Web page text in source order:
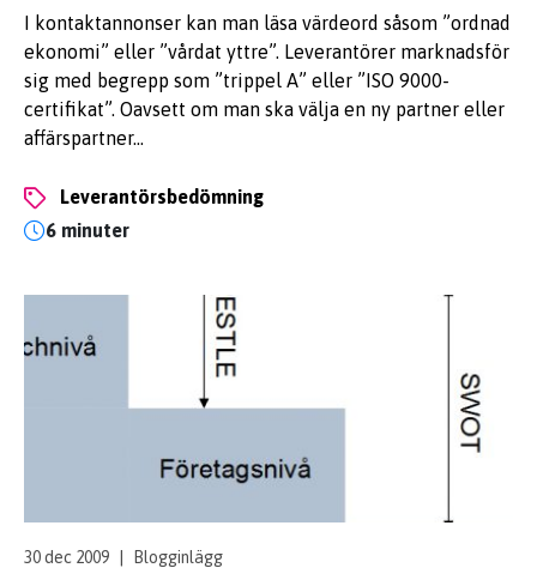
I kontaktannonser kan man läsa värdeord såsom ”ordnad
ekonomi” eller ”vårdat yttre”. Leverantörer marknadsför
sig med begrepp som ”trippel A” eller ”ISO 9000-
certifikat”. Oavsett om man ska välja en ny partner eller
affärspartner…
leverantörsbedömning
6 minuter
30 dec 2009 Blogginlägg